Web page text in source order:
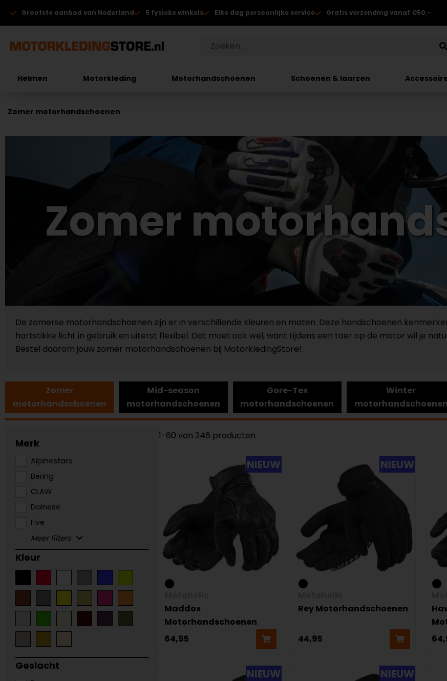
Grootste aanbod van Nederland 5 fysieke winkels Elke dag persoonlijke service Gratis verzending vanaf €50.-
Helmen Motorkleding Motorhandschoenen Schoenen & laarzen
Zomer motorhandschoenen
Zomer
De zomerse motorhandschoenen zijn er in verschillende kleuren en maten. Deze handschoenen
hartstikke licht in gebruik en uiterst flexibel. Dat moet ook wel, want tijdens een toer op de motor wil je
Bestel daarom jouw zomer motorhandschoenen bij MotorkledingStore!
Zomer
motorhandschoenen
Mid-season
motorhandschoenen
Gore-Tex
motorhandschoenen
Winter
motorhandschoenen
Merk
Alpinestars
Bering
CLAW
Dainese
Five
Kleur
Geslacht
1-60 van 246 producten
NIEUW
Maddox
Motorhandschoenen
64,95
NIEUW
Rey Motorhandschoenen
44,95
NIEUW NIEUW